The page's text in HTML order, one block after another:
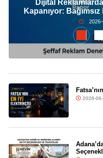
Dijital
Kapanıyor:
2026-